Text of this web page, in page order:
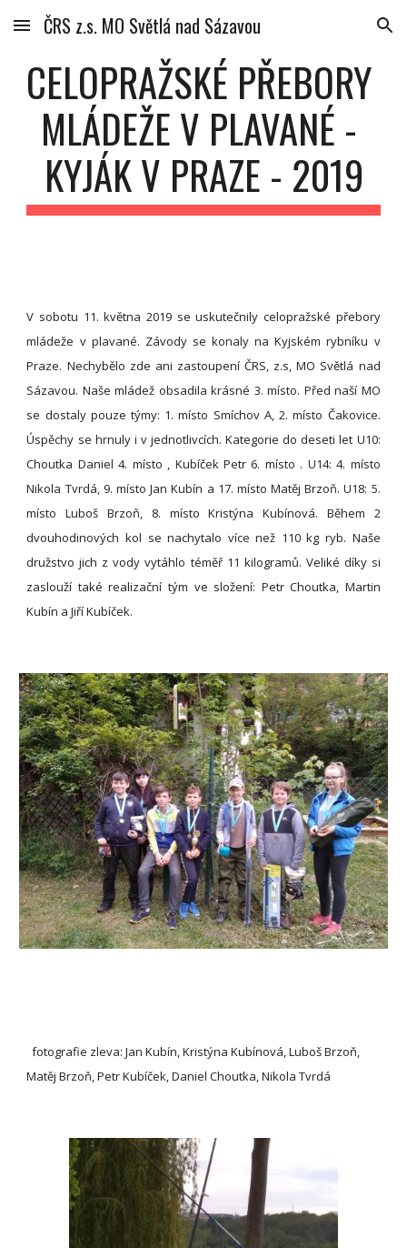
Skip to main content Skip to navigation
ČRS z.s. MO Světlá nad Sázavou
CELOPRAŽSKÉ PŘEBORY
MLÁDEŽE V PLAVANÉ -
KYJÁK V PRAZE - 2019
V sobotu 11. května 2019 se uskutečnily celopražské přebory
mládeže v plavané. Závody se konaly na Kyjském rybníku v
Praze. Nechybělo zde ani zastoupení ČRS, z.s, MO Světlá nad
Sázavou. Naše mládež obsadila krásné 3. místo. Před naší MO
se dostaly pouze týmy: 1. místo Smíchov A, 2. místo Čakovice.
Úspěchy se hrnuly i v jednotlivcích. Kategorie do deseti let U10:
Choutka Daniel 4. místo , Kubíček Petr 6. místo . U14: 4. místo
Nikola Tvrdá, 9. místo Jan Kubín a 17. místo Matěj Brzoň. U18: 5.
místo Luboš Brzoň, 8. místo Kristýna Kubínová. Během 2
dvouhodinových kol se nachytalo více než 110 kg ryb. Naše
družstvo jich z vody vytáhlo téměř 11 kilogramů. Veliké díky si
zaslouží také realizační tým ve složení: Petr Choutka, Martin
Kubín a Jiří Kubíček.
  fotografie zleva: Jan Kubín, Kristýna Kubínová, Luboš Brzoň,
Matěj Brzoň, Petr Kubíček, Daniel Choutka, Nikola Tvrdá